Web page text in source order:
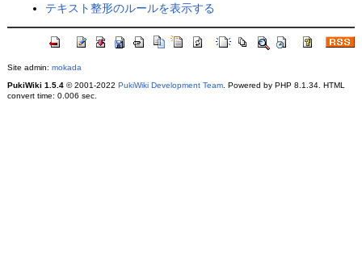
テキスト整形のルールを表示する
Site admin: mokada
PukiWiki 1.5.4© 2001-2022 PukiWiki Development Team. Powered by PHP 8.1.34. HTML
convert time: 0.006 sec.